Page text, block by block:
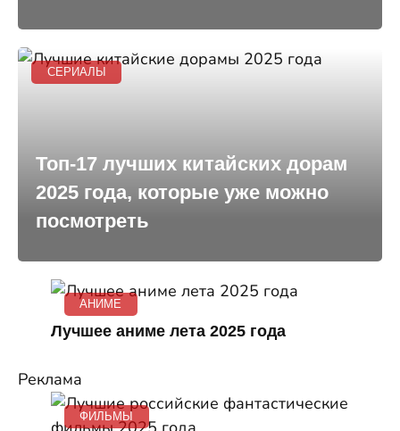
СЕРИАЛЫ
Топ-17 лучших китайских дорам
2025 года, которые уже можно
посмотреть
АНИМЕ
Лучшее аниме лета 2025 года
Реклама
ФИЛЬМЫ